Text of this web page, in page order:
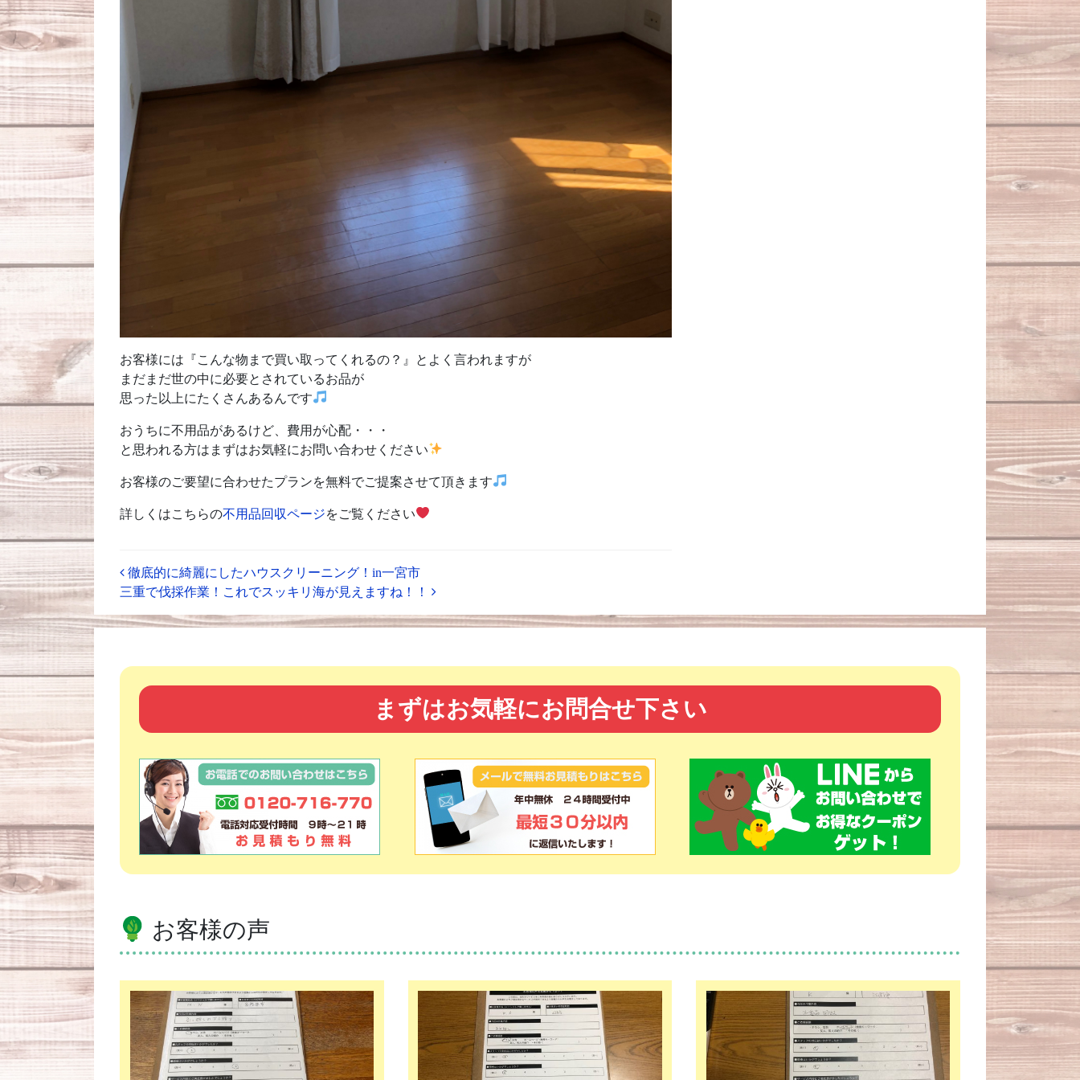
お客様には『こんな物まで買い取ってくれるの？』とよく言われますが
まだまだ世の中に必要とされているお品が
思った以上にたくさんあるんです
おうちに不用品があるけど、費用が心配・・・
と思われる方はまずはお気軽にお問い合わせください
お客様のご要望に合わせたプランを無料でご提案させて頂きます
詳しくはこちらの不用品回収ページをご覧ください
Post navigation
徹底的に綺麗にしたハウスクリーニング！in一宮市
三重で伐採作業！これでスッキリ海が見えますね！！
まずはお気軽にお問合せ下さい
お客様の声